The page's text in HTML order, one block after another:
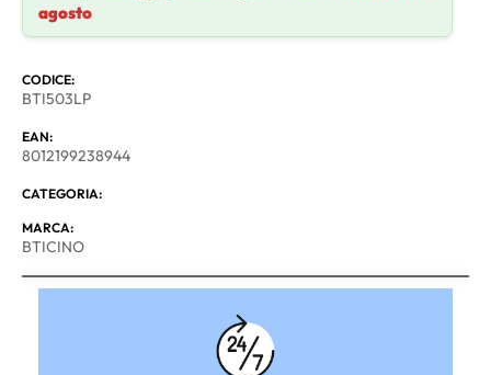
agosto
CODICE:
BTI503LP
EAN:
8012199238944
CATEGORIA:
MARCA:
BTICINO